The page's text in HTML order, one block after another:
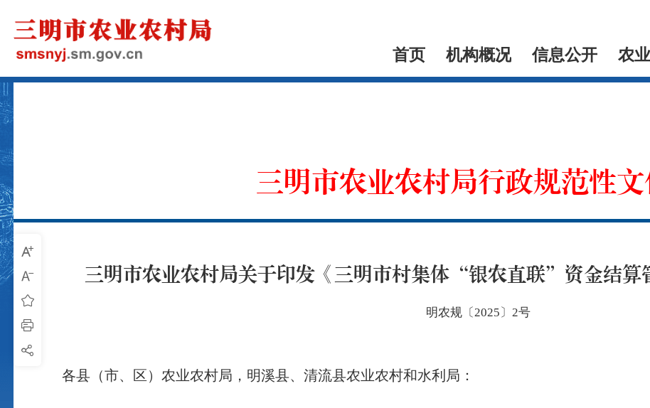
首页 机构概况 信息公开 农
三明市农业农村局行政规范性
三明市农业农村局关于印发《三明市村集体“银农直联”资金结算
明农规〔2025〕2号
各县（市、区）农业农村局，明溪县、清流县农业农村和水利局：